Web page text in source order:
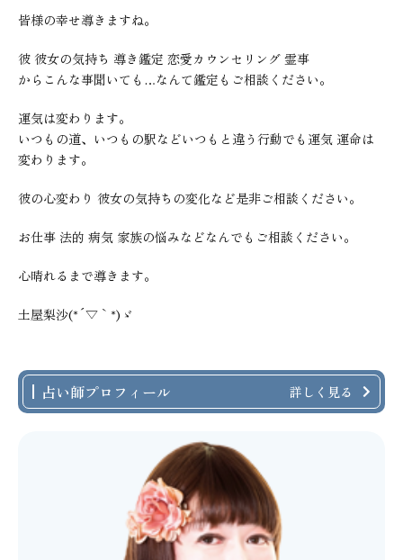
皆様の幸せ導きますね。
彼 彼女の気持ち 導き鑑定 恋愛カウンセリング 霊事
からこんな事聞いても…なんて鑑定もご相談ください。
運気は変わります。
いつもの道、いつもの駅などいつもと違う行動でも運気 運命は
変わります。
彼の心変わり 彼女の気持ちの変化など是非ご相談ください。
お仕事 法的 病気 家族の悩みなどなんでもご相談ください。
心晴れるまで導きます。
土屋梨沙(*´▽｀*)ゞ
占い師プロフィール 詳しく見る